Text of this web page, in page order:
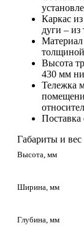
Каркас
дуги – из
Высота
430 мм
Тележка
Поставка
Габариты и вес
Высота, мм
Ширина, мм
Глубина, мм